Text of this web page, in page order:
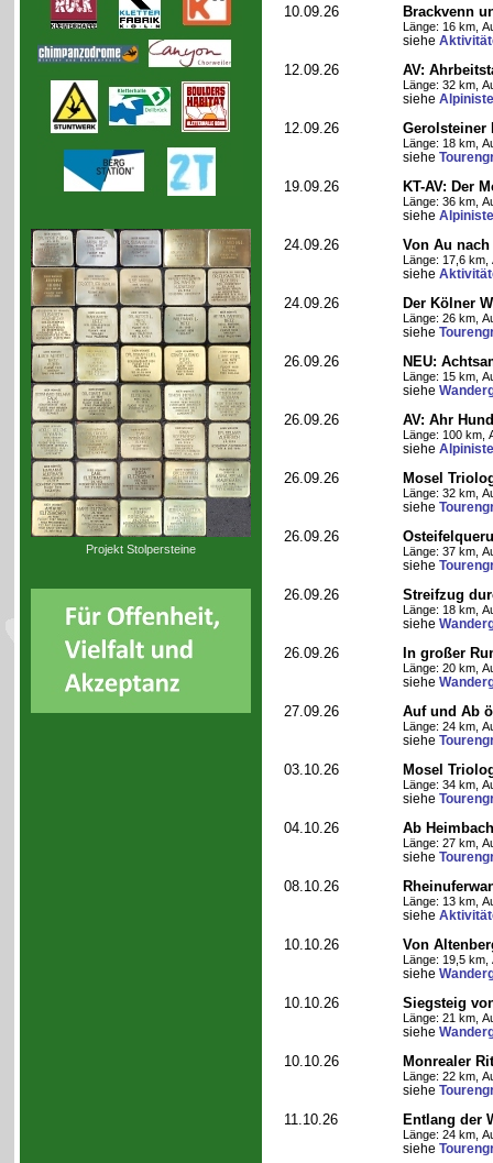
Projekt Stolpersteine
10.09.26 Brackvenn
Länge: 16 km,
siehe
12.09.26 AV:
Länge: 32 km,
siehe
12.09.26 Gerolsteiner
Länge: 18 km,
siehe
19.09.26 KT-AV: Der
Länge: 36 km,
siehe
24.09.26 Von Au
Länge: 17,6 km,
siehe
24.09.26 Der Kölner
Länge: 26 km,
siehe
26.09.26 NEU:
Länge: 15 km,
siehe
26.09.26 AV: Ahr
Länge: 100 km,
siehe
26.09.26 Mosel
Länge: 32 km,
siehe
26.09.26
Länge: 37 km,
siehe
26.09.26 Streifzug
Länge: 18 km,
siehe
26.09.26 In großer
Länge: 20 km,
siehe
27.09.26 Auf und Ab
Länge: 24 km,
siehe
03.10.26 Mosel
Länge: 34 km,
siehe
04.10.26 Ab
Länge: 27 km,
siehe
08.10.26
Länge: 13 km,
siehe
10.10.26 Von
Länge: 19,5 km,
siehe
10.10.26 Siegsteig
Länge: 21 km,
siehe
10.10.26 Monrealer
Länge: 22 km,
siehe
11.10.26 Entlang der
Länge: 24 km,
siehe